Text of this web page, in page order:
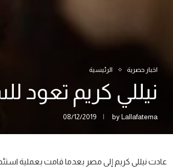
اخبار حصرية الرئيسية
نيللي كريم تعود
byLallafatema
08/12/2019
عادت نيللي كريم إلى مصر بعدما قامت بعملية